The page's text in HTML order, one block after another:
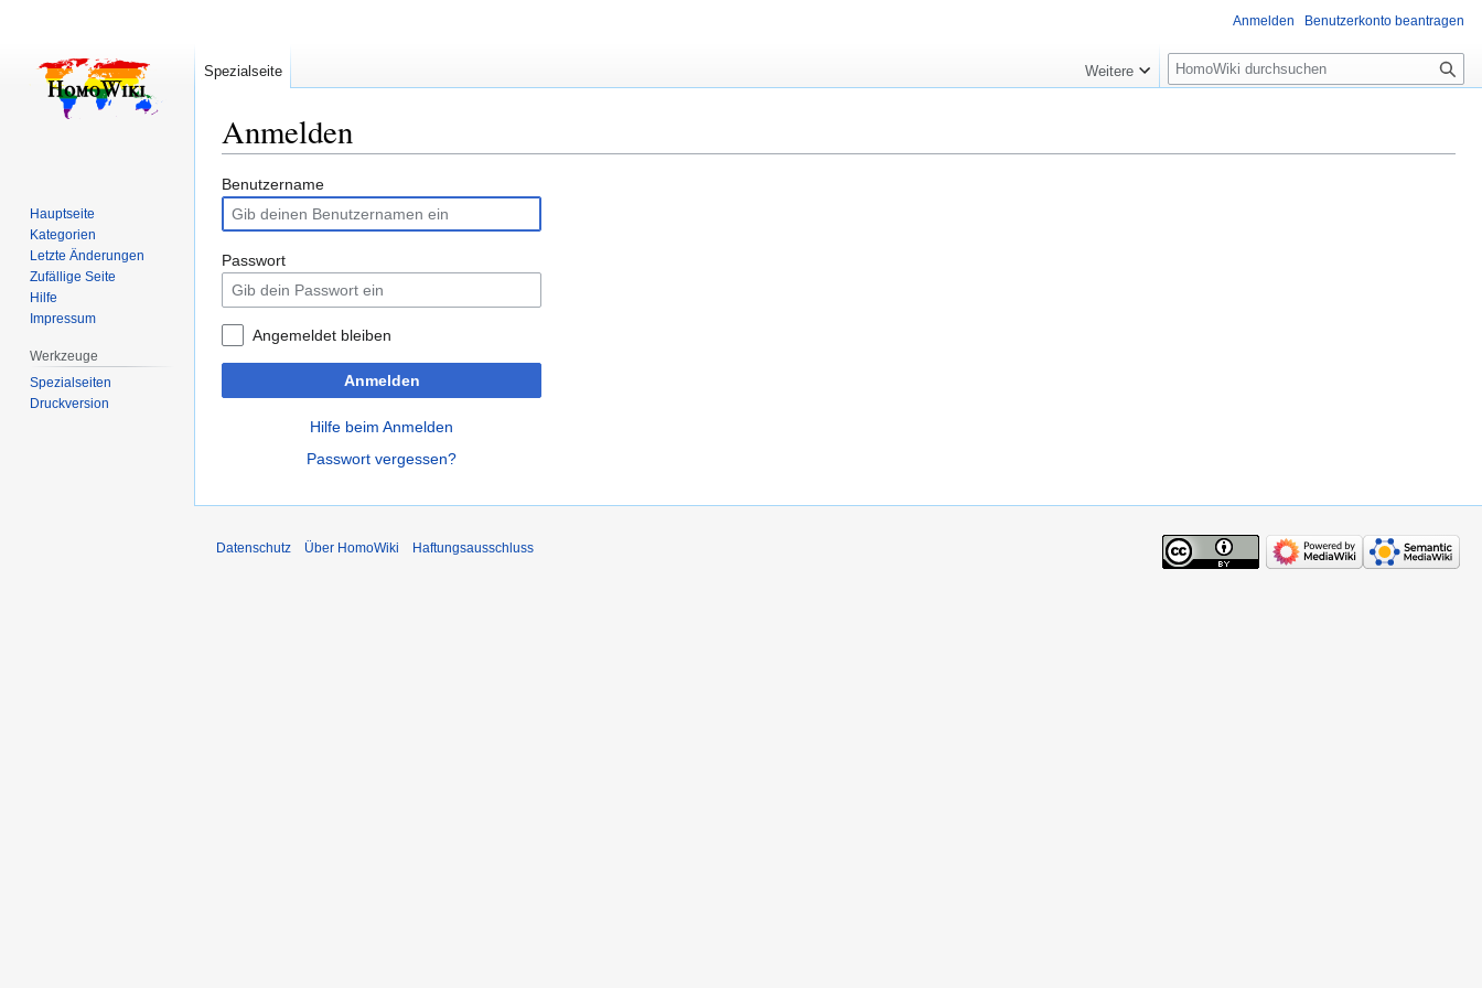
Anmelden
Zur
Navigation
springen
Zur
Suche
springen
Benutzername
Passwort
Angemeldet bleiben
Anmelden
Hilfe beim Anmelden
Passwort vergessen?
Anmelden Benutzerkonto beantragen
Spezialseite Weitere
Suche
Hauptseite
Kategorien
Letzte Änderungen
Zufällige Seite
Hilfe
Impressum
Werkzeuge
Spezialseiten
Druckversion
Datenschutz Über HomoWiki Haftungsausschluss